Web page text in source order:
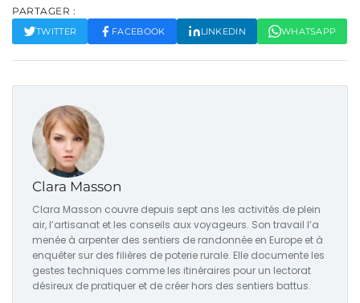
PARTAGER :
TWITTER FACEBOOK LINKEDIN WHATSAPP
Clara Masson
Clara Masson couvre depuis sept ans les activités de plein
air, l’artisanat et les conseils aux voyageurs. Son travail l’a
menée à arpenter des sentiers de randonnée en Europe et à
enquêter sur des filières de poterie rurale. Elle documente les
gestes techniques comme les itinéraires pour un lectorat
désireux de pratiquer et de créer hors des sentiers battus.